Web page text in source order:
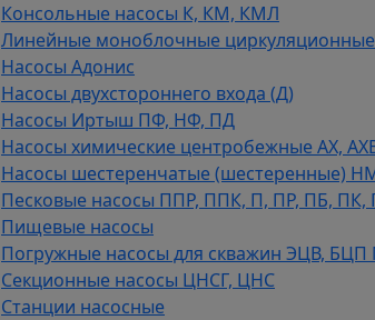
Консольные насосы К, КМ, КМЛ
Линейные моноблочные
Насосы Адонис
Насосы двухстороннего входа (Д)
Насосы Иртыш ПФ, НФ, ПД
Насосы химические центробежные АХ,
Насосы шестеренчатые
Песковые насосы ППР, ППК, П, ПР, ПБ,
Пищевые насосы
Погружные насосы для скважин ЭЦВ,
Секционные насосы ЦНСГ, ЦНС
Станции насосные